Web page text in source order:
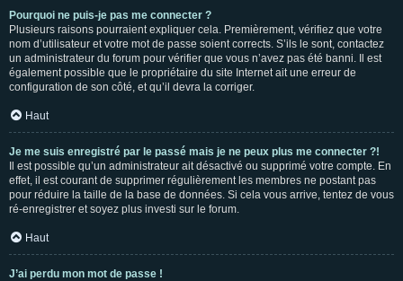
Pourquoi ne puis-je pas me connecter ?
Plusieurs raisons pourraient expliquer cela. Premièrement, vérifiez que votre
nom d’utilisateur et votre mot de passe soient corrects. S’ils le sont, contactez
un administrateur du forum pour vérifier que vous n’avez pas été banni. Il est
également possible que le propriétaire du site Internet ait une erreur de
configuration de son côté, et qu’il devra la corriger.
Haut
Je me suis enregistré par le passé mais je ne peux plus me connecter ?!
Il est possible qu’un administrateur ait désactivé ou supprimé votre compte. En
effet, il est courant de supprimer régulièrement les membres ne postant pas
pour réduire la taille de la base de données. Si cela vous arrive, tentez de vous
ré-enregistrer et soyez plus investi sur le forum.
Haut
J’ai perdu mon mot de passe !